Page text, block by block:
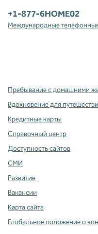
Телефон:
+1-877-6HOME02
Международные
Пребывание с домашними
Вдохновение для
Кредитные карты
Справочный центр
Доступность сайтов
СМИ
Развитие
Вакансии
Карта сайта
Глобальное положение о